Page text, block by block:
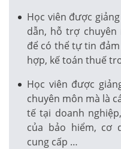
Học viên được
dẫn, hỗ trợ
để có thể tự tin
hợp, kế toán thuế
Học viên được
chuyên môn mà là
tế tại doanh
của bảo hiểm, cơ
cung cấp …